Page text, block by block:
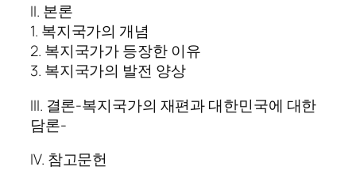
II. 본론
1. 복지국가의 개념
2. 복지국가가 등장한 이유
3. 복지국가의 발전 양상
III. 결론-복지국가의 재편과 대한민국에 대한
담론-
IV. 참고문헌